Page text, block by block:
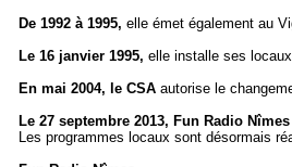
De 1992 à 1995, elle émet également au
Le 16 janvier 1995, elle installe ses
En mai 2004, le CSA autorise le
Le 27 septembre 2013, Fun Radio Nîmes
Les programmes locaux sont désormais